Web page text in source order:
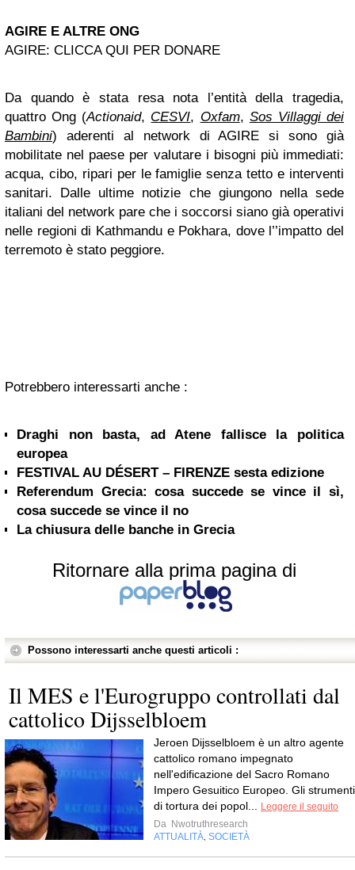
AGIRE E ALTRE ONG
AGIRE: CLICCA QUI PER DONARE
Da quando è stata resa nota l’entità della tragedia,
quattro Ong (Actionaid, CESVI, Oxfam, Sos Villaggi dei
Bambini) aderenti al network di AGIRE si sono già
mobilitate nel paese per valutare i bisogni più immediati:
acqua, cibo, ripari per le famiglie senza tetto e interventi
sanitari. Dalle ultime notizie che giungono nella sede
italiani del network pare che i soccorsi siano già operativi
nelle regioni di Kathmandu e Pokhara, dove l’’impatto del
terremoto è stato peggiore.
Potrebbero interessarti anche :
Draghi non basta, ad Atene fallisce la politica
europea
FESTIVAL AU DÉSERT – FIRENZE sesta edizione
Referendum Grecia: cosa succede se vince il sì,
cosa succede se vince il no
La chiusura delle banche in Grecia
Ritornare alla prima pagina di
Possono interessarti anche questi articoli :
Il MES e l'Eurogruppo controllati dal
cattolico Dijsselbloem
Jeroen Dijsselbloem è un altro agente
cattolico romano impegnato
nell'edificazione del Sacro Romano
Impero Gesuitico Europeo. Gli strumenti
di tortura dei popol...
Leggere il seguito
Da Nwotruthresearch
ATTUALITÀ SOCIETÀ